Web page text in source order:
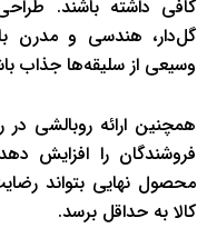
کافی داشته باشند.
گل‌دار، هندسی و
وسیعی از سلیقه‌ها جذاب
همچنین ارائه روبالشی
فروشندگان را افزایش
محصول نهایی بتواند
کالا به حداقل برسد.